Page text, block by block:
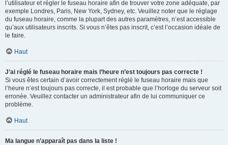
l’utilisateur et régler le fuseau horaire afin de trouver votre zone adéquate, par
exemple Londres, Paris, New York, Sydney, etc. Veuillez noter que le réglage
du fuseau horaire, comme la plupart des autres paramètres, n’est accessible
qu’aux utilisateurs inscrits. Si vous n’êtes pas inscrit, c’est l’occasion idéale de
le faire.
Haut
J’ai réglé le fuseau horaire mais l’heure n’est toujours pas correcte !
Si vous êtes certain d’avoir correctement réglé le fuseau horaire mais que
l’heure n’est toujours pas correcte, il est probable que l’horloge du serveur soit
erronée. Veuillez contacter un administrateur afin de lui communiquer ce
problème.
Haut
Ma langue n’apparaît pas dans la liste !